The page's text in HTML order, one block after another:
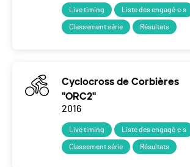
Live timing Liste des engagé·e·s
Classement série Résultats
Cyclocross de Corbières
"ORC2"
2016
Live timing Liste des engagé·e·s
Classement série Résultats